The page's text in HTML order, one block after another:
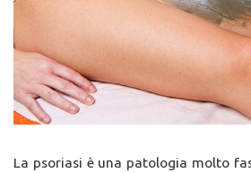
La psoriasi è una patologia molto